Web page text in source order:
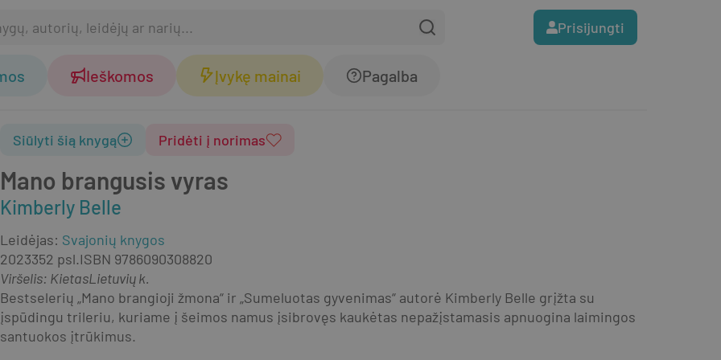
Prisijungti
Ieškomos Įvykę mainai Pagalba
Mano brangusis vyras
Kimberly Belle
Siūlyti šią knygą Pridėti į norimas
Leidėjas: Svajonių knygos
2023352 psl.ISBN 9786090308820
Viršelis: KietasLietuvių k.
Bestselerių „Mano brangioji žmona“ ir „Sumeluotas gyvenimas“ autorė Kimberly Belle grįžta su
įspūdingu trileriu, kuriame į šeimos namus įsibrovęs kaukėtas nepažįstamasis apnuogina laimingos
santuokos įtrūkimus.